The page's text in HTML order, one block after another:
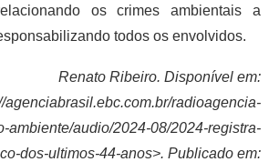
os crimes ambientais a
todos os envolvidos.
Renato Ribeiro. Disponível em:
agenciabrasil.ebc.com.br/radioagencia-
ambiente/audio/2024-08/2024-registra-
dos-ultimos-44-anos>. Publicado em: